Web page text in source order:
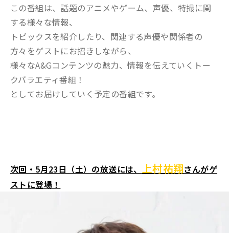
この番組は、話題のアニメやゲーム、声優、特撮に関
する様々な情報、
トピックスを紹介したり、関連する声優や関係者の
方々をゲストにお招きしながら、
様々なA&Gコンテンツの魅力、情報を伝えていくトー
クバラエティ番組！
としてお届けしていく予定の番組です。
次回・5月23日（土）の放送には、 上村祐翔さんがゲ
ストに登場！